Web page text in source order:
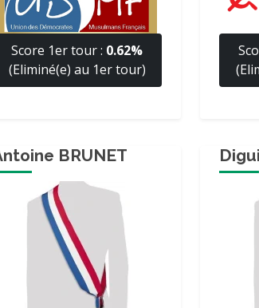
Score 1er tour : 0.62%
(Eliminé(e) au 1er tour)
BRUNET